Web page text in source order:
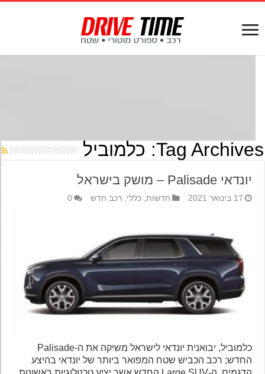
Tag כלמוביל
יונדאי Palisade – מושק בישראל
17 בינואר 2021 חדשות,כללי,רכב חדש 0
כלמוביל, יבואנית יונדאי לישראל משיקה את ה-Palisade
החדש; רכב הכביש שטח המפואר ביותר של יונדאי בהיצע